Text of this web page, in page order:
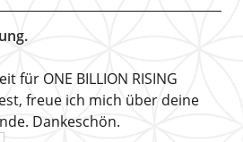
für ONE BILLION RISING
freue ich mich über deine
Dankeschön.